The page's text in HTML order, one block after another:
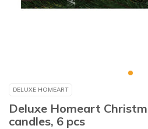
DELUXE HOMEART
Deluxe Homeart
candles, 6 pcs